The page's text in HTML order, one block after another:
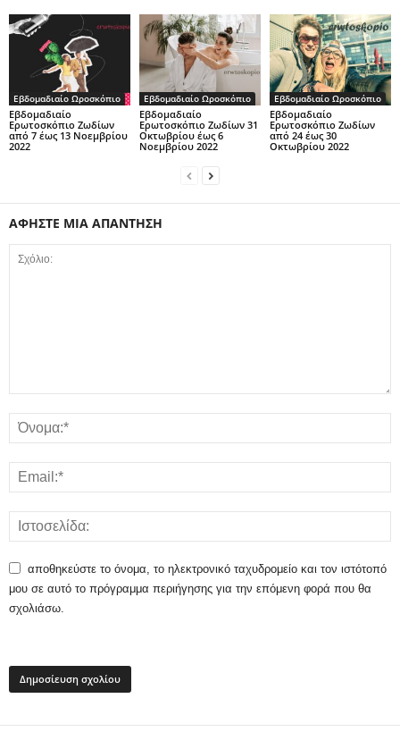
Εβδομαδιαίο Ωροσκόπιο
Εβδομαδιαίο
Ερωτοσκόπιο Ζωδίων
από 7 έως 13 Νοεμβρίου
2022
Εβδομαδιαίο Ωροσκόπιο
Εβδομαδιαίο
Ερωτοσκόπιο Ζωδίων 31
Οκτωβρίου έως 6
Νοεμβρίου 2022
Εβδομαδιαίο Ωροσκόπιο
Εβδομαδιαίο
Ερωτοσκόπιο Ζωδίων
από 24 έως 30
Οκτωβρίου 2022
ΑΦΗΣΤΕ ΜΙΑ ΑΠΑΝΤΗΣΗ
αποθηκεύστε το όνομα, το ηλεκτρονικό ταχυδρομείο και τον ιστότοπό
μου σε αυτό το πρόγραμμα περιήγησης για την επόμενη φορά που θα
σχολιάσω.